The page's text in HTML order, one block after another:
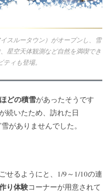
スルータウン）がオープンし、雪
星空天体観測など自然を満喫でき
ィも登場。
どの積雪があったそうです
続いたため、訪れた日
がありませんでした。
せるようにと、1/9～1/10の連
り体験コーナーが用意されて